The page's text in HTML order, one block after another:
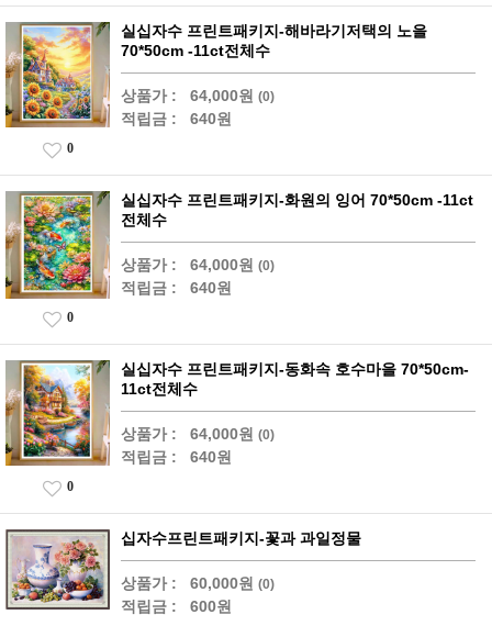
실십자수 프린트패키지-해바라기저택의 노을
70*50cm -11ct전체수
상품가 : 64,000원 (0)
적립금 : 640원
0
실십자수 프린트패키지-화원의 잉어 70*50cm -11ct
전체수
상품가 : 64,000원 (0)
적립금 : 640원
0
실십자수 프린트패키지-동화속 호수마을 70*50cm-
11ct전체수
상품가 : 64,000원 (0)
적립금 : 640원
0
십자수프린트패키지-꽃과 과일정물
상품가 : 60,000원 (0)
적립금 : 600원